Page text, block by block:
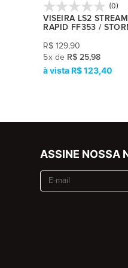
(0)
VISEIRA LS2
RAPID FF353 /
R$ 129,90
5x de R$ 25,98
R$ 123,40
ASSINE NOSSA